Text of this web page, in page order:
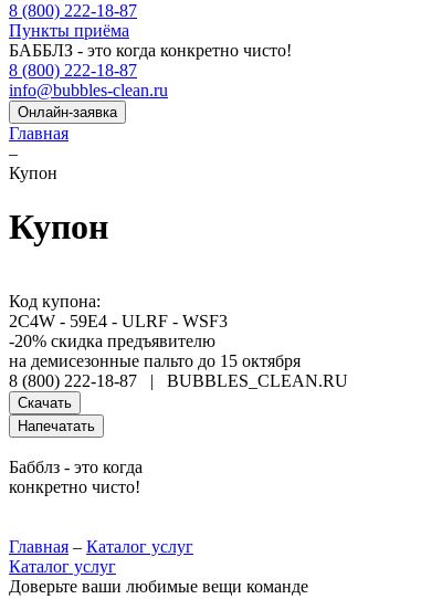
8 (800) 222-18-87
Пункты приёма
БАББЛЗ - это когда конкретно чисто!
8 (800) 222-18-87
info@bubbles-clean.ru
Онлайн-заявка
Главная
–
Купон
Купон
Код купона:
2C4W - 59E4 - ULRF - WSF3
-20% скидка предъявителю
на демисезонные пальто до 15 октября
8 (800) 222-18-87 | BUBBLES_CLEAN.RU
Скачать
Напечатать
Бабблз - это когда
конкретно чисто!
Главная – Каталог услуг
Каталог услуг
Доверьте ваши любимые вещи команде